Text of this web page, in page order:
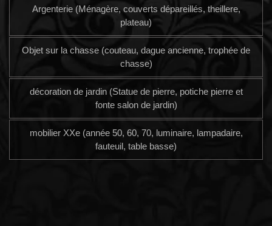
Argenterie (Ménagère, couverts dépareillés, theillere,
plateau)
Objet sur la chasse (couteau, dague ancienne, trophée de
chasse)
décoration de jardin (Statue de pierre, potiche pierre et
fonte salon de jardin)
mobilier XXe (année 50, 60, 70, luminaire, lampadaire,
fauteuil, table basse)